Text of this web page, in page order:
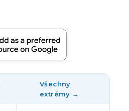
Všechny
extrémy →